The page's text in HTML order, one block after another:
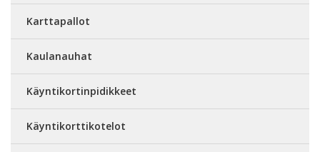
Karttapallot
Kaulanauhat
Käyntikortinpidikkeet
Käyntikorttikotelot